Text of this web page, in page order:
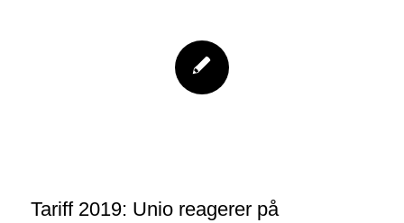
Tariff 2019: Unio reagerer på